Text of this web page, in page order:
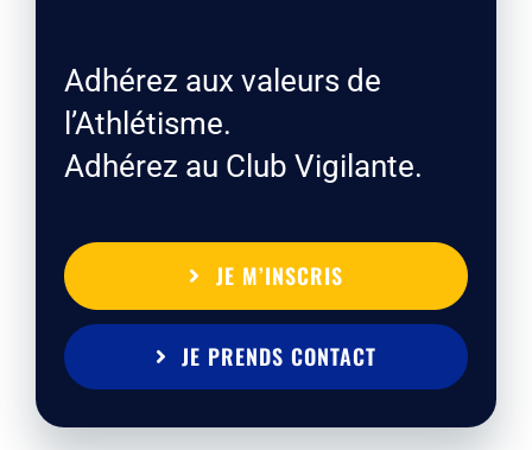
Adhérez aux valeurs de
l’Athlétisme.
Adhérez au Club Vigilante.
JE M’INSCRIS
JE PRENDS CONTACT